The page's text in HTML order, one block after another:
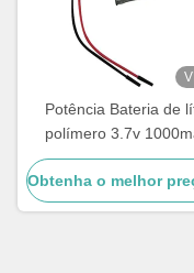
Potência Bateria de
polímero 3.7v
Bateria LiPo
Obtenha o melhor